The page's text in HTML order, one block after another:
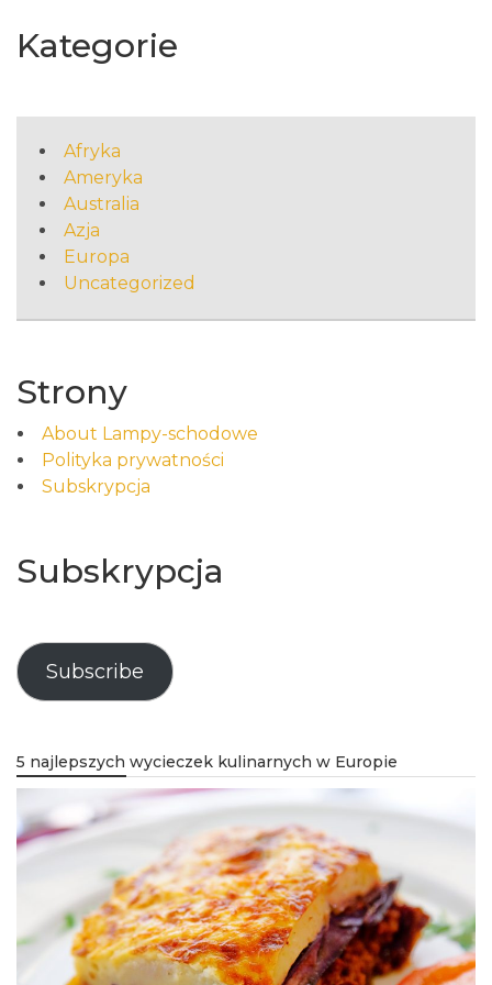
Kategorie
Afryka
Ameryka
Australia
Azja
Europa
Uncategorized
Strony
About Lampy-schodowe
Polityka prywatności
Subskrypcja
Subskrypcja
Subscribe
5 najlepszych wycieczek kulinarnych w Europie